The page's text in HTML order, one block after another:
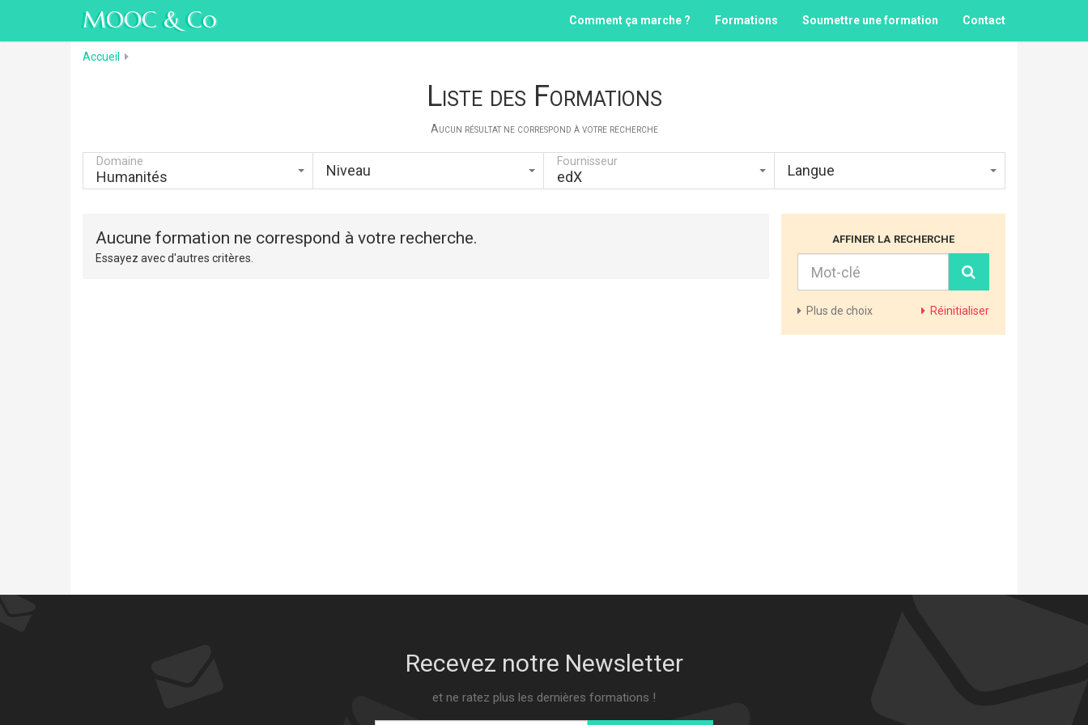
MOOC & Co Comment ça marche ? Formations Soumettre une formation Contact
Accueil
Liste des Formations
Aucun résultat ne correspond à votre recherche
Domaine
Humanités Niveau
Fournisseur
edX Langue
Aucune formation ne correspond à votre recherche.
Essayez avec d'autres critères.
affiner la recherche
Plus de choix Réinitialiser
Recevez notre Newsletter
et ne ratez plus les dernières formations !